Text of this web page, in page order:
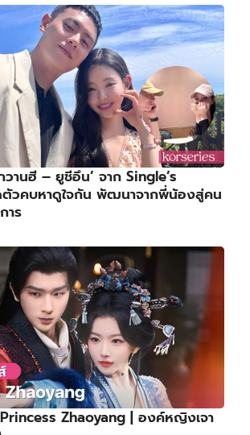
วานฮี – ยูชีอึน’ จาก Single’s
วคบหาดูใจกัน พัฒนาจากพี่น้องสู่คน
าร
Zhaoyang | องค์หญิงเจา